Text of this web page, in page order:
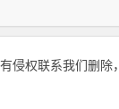
侵权联系我们删除，